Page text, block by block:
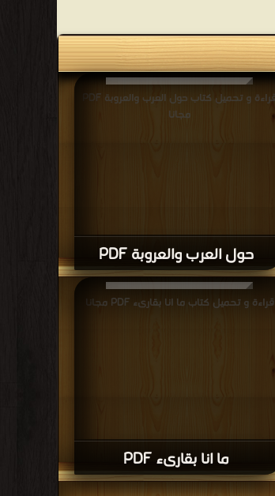
حول العرب والعروبة PDF
قراءة و تحميل كتاب حول العرب والعروبة PDF
مجانا
ما انا بقارىء PDF
قراءة و تحميل كتاب ما انا بقارىء PDF مجانا